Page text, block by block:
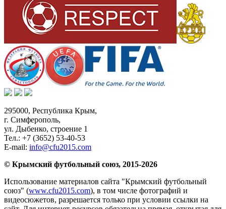
295000, Республика Крым,
г. Симферополь,
ул. Дыбенко, строение 1
Тел.: +7 (3652) 53-40-53
E-mail: info@cfu2015.com
© Крымский футбольный союз, 2015-2026
Использование материалов сайта "Крымский футбольный
союз" (www.cfu2015.com), в том числе фотографий и
видеосюжетов, разрешается только при условии ссылки на